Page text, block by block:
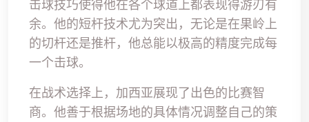
击球技巧使得他在各个球道上都表现得游刃有
余。他的短杆技术尤为突出，无论是在果岭上
的切杆还是推杆，他总能以极高的精度完成每
一个击球。
在战术选择上，加西亚展现了出色的比赛智
商。他善于根据场地的具体情况调整自己的策